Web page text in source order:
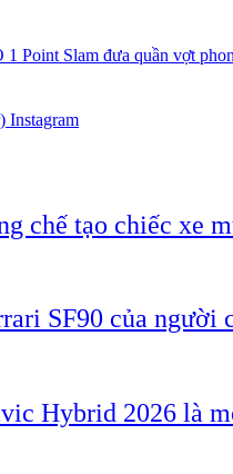
Point Slam đưa quần vợt
Instagram
chế tạo chiếc xe
SF90 của người
Hybrid 2026 là